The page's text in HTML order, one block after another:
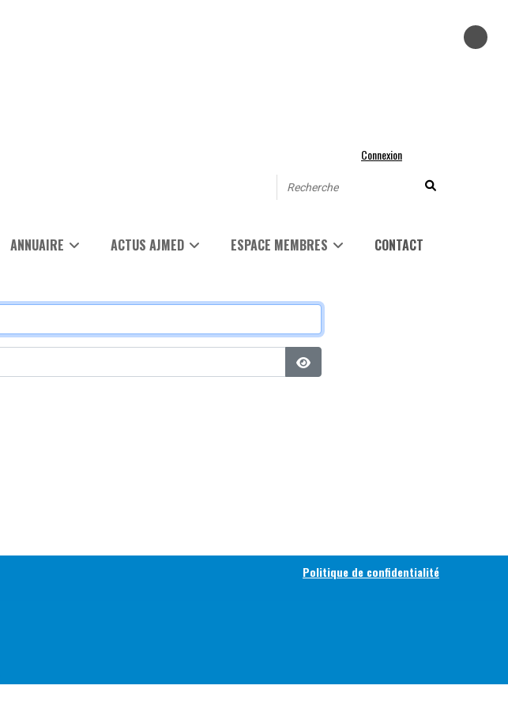
Connexion
ANNUAIRE ACTUS AJMED ESPACE MEMBRES CONTACT
Afficher le mot de passe
Politique de confidentialité